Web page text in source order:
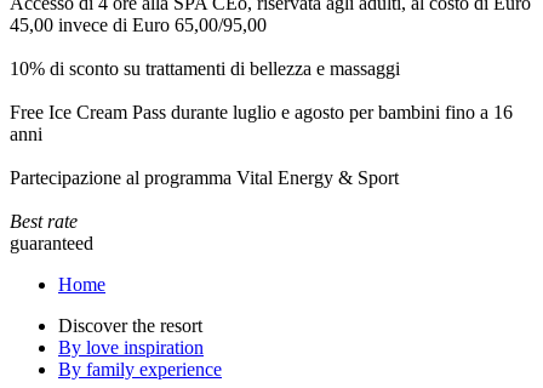
45,00 invece di Euro 65,00/95,00
10% di sconto su trattamenti di bellezza e massaggi
Free Ice Cream Pass durante luglio e agosto per bambini fino a 16
anni
Partecipazione al programma Vital Energy & Sport
Best rate
guaranteed
Home
Discover the resort
By love inspiration
By family experience